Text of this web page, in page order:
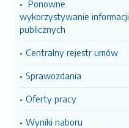
Ponowne
wykorzystywanie informacji
publicznych
Centralny rejestr umów
Sprawozdania
Oferty pracy
Wyniki naboru